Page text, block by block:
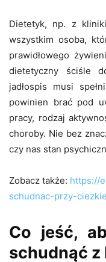
Dietetyk, np. z kliniki
wszystkim osoba,
prawidłowego
dietetyczny ściśle
jadłospis musi
powinien brać pod
pracy, rodzaj
choroby. Nie bez
czy nas stan
Zobacz także: https://
schudnac-przy-
Co jeść,
schudnąć z